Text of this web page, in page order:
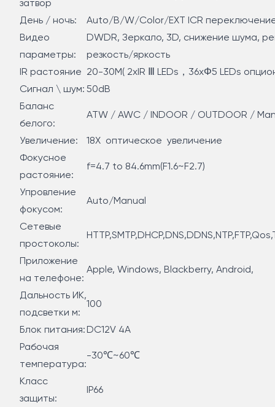
затвор
День / ночь:
Auto/B/W/Color/EXT ICR
Видео
параметры:
DWDR, Зеркало, 3D, снижение шума,
резкость/яркость
IR растояние
20-30M( 2xIR Ⅲ LEDs，36xΦ5 LEDs
Сигнал \ шум: 50dB
Баланс
белого:
ATW / AWC / INDOOR / OUTDOOR /
Увеличение:
18X оптическое увеличение
Фокусное
растояние:
f=4.7 to 84.6mm(F1.6~F2.7)
Упровление
фокусом:
Auto/Manual
Сетевые
простоколы:
Приложение
на телефоне:
Apple, Windows, Blackberry, Android,
Дальность ИК,
подсветки м:
100
Блок питания: DC12V 4A
Рабочая
температура:
-30℃~60℃
Класс
защиты:
IP66